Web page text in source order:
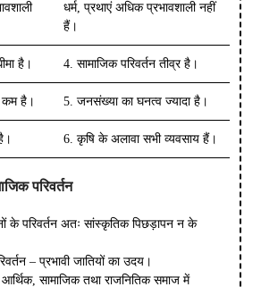
धर्म, प्रथाएं अधिक प्रभावशाली नहीं
हैं।
है। 4. सामाजिक परिवर्तन तीव्र है।
कम है। 5. जनसंख्या का घनत्व ज्यादा है।
6. कृषि के अलावा सभी व्यवसाय हैं।
परिवर्तन
के परिवर्तन अतः सांस्कृतिक पिछड़ापन न के
– प्रभावी जातियों का उदय।
सामाजिक तथा राजनितिक समाज में